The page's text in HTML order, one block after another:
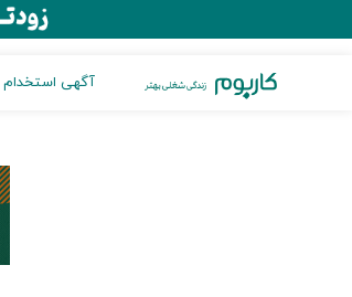
آگهی استخدام